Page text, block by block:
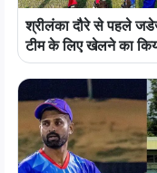
श्रीलंका दौरे से पहले
टीम के लिए खेलने का